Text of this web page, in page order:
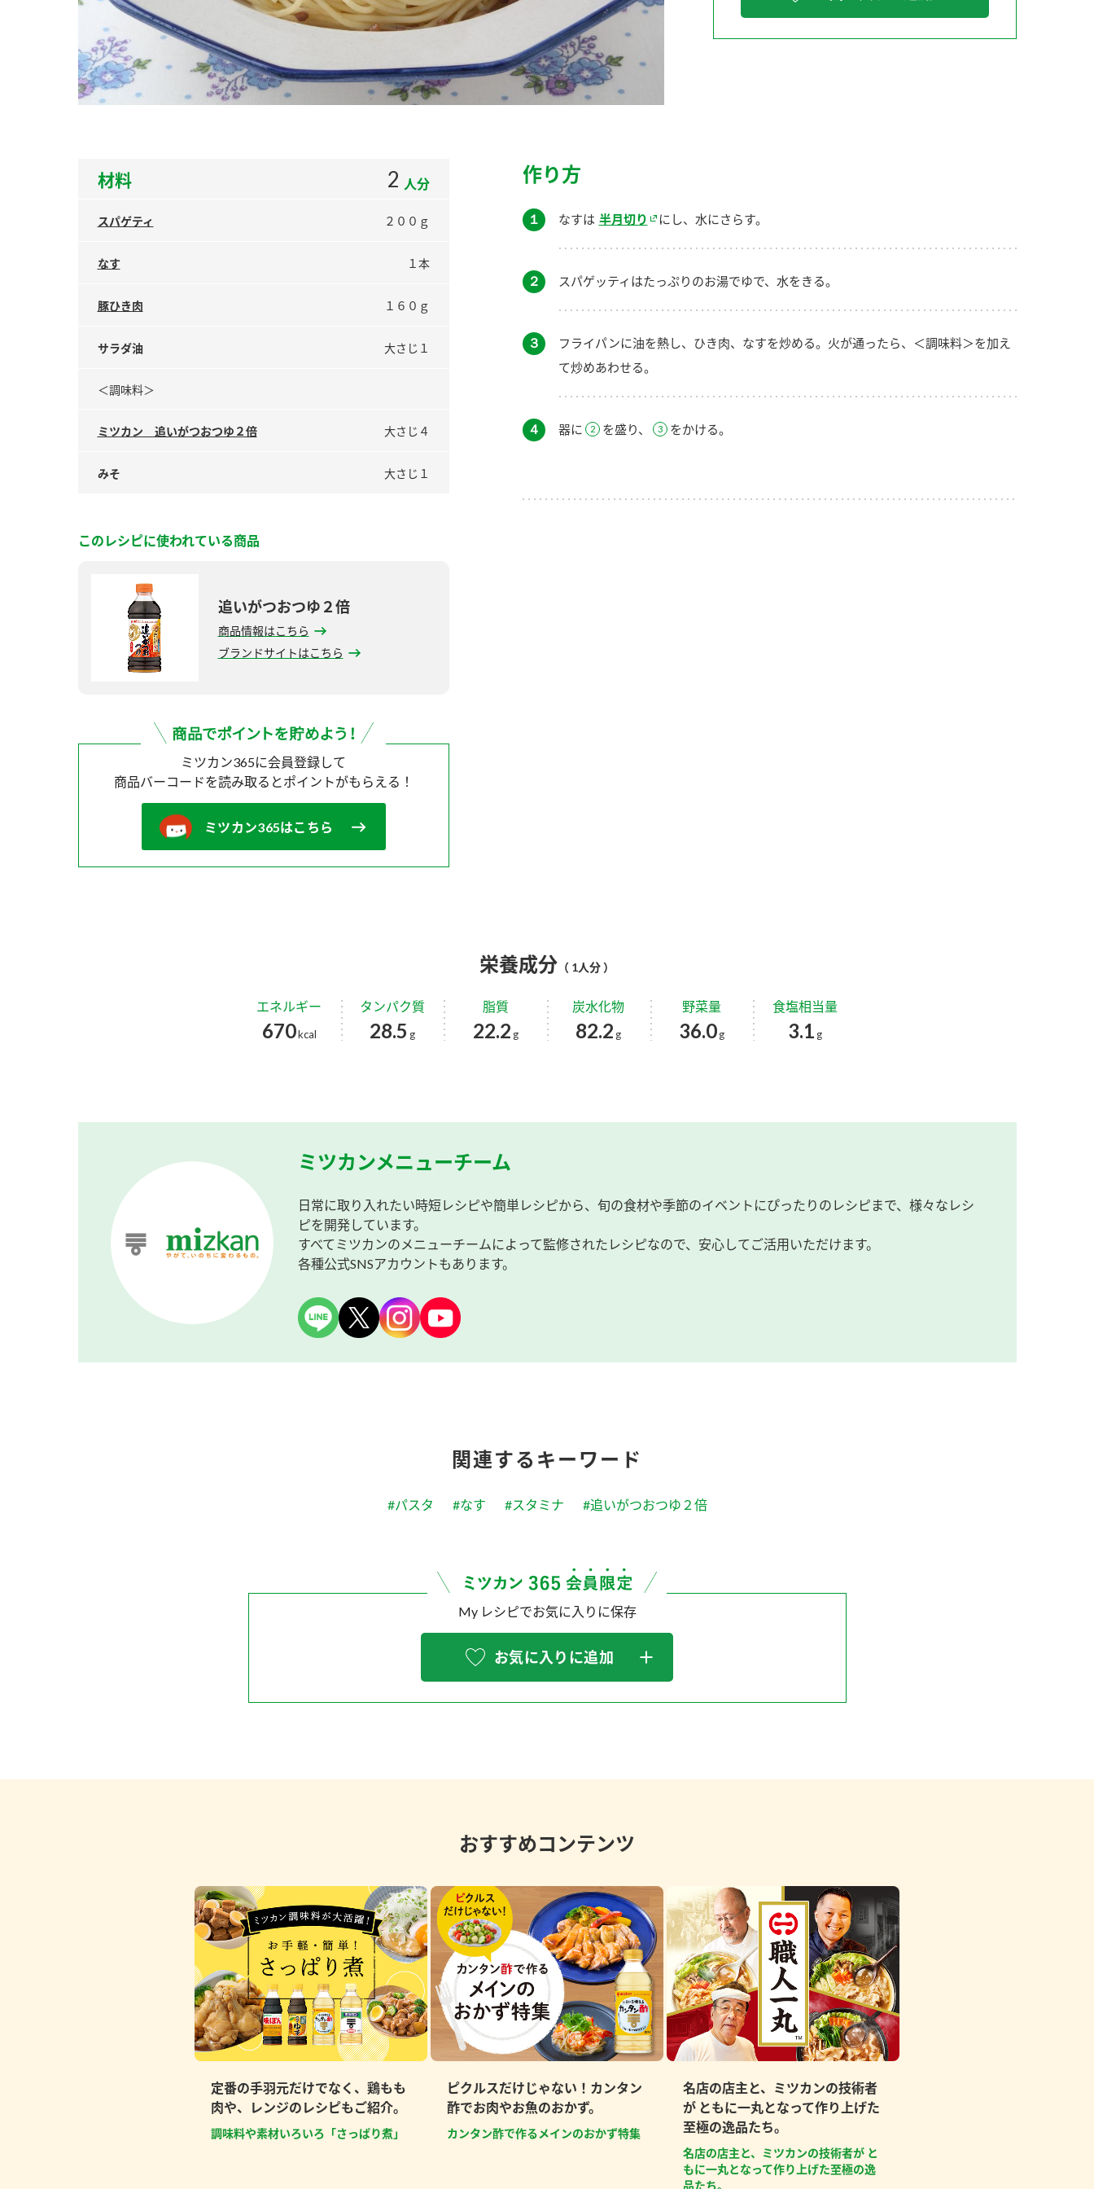
材料 2 人分
スパゲティ ２００ｇ
なす １本
豚ひき肉 １６０ｇ
サラダ油 大さじ１
＜調味料＞
ミツカン 追いがつおつゆ２倍 大さじ４
みそ 大さじ１
このレシピに使われている商品
追いがつおつゆ２倍
商品情報はこちら
ブランドサイトはこちら
ミツカン365に会員登録して
商品バーコードを読み取ると ポイントがもらえる！
ミツカン365はこちら
作り方
１ なすは 半月切り にし、水にさらす。
２ スパゲッティはたっぷりのお湯でゆで、水をきる。
３
フライパンに油を熱し、ひき肉、なすを炒める。火が通ったら、＜調味料＞を加え
て炒めあわせる。
４ 器に を盛り、 をかける。
栄養成分 （ 1人分 ）
エネルギー
670kcal
タンパク質
28.5 g
脂質
22.2 g
炭水化物
82.2 g
野菜量
36.0g
食塩相当量
3.1 g
ミツカンメニューチーム
日常に取り入れたい時短レシピや簡単レシピから、旬の食材や季節のイベントにぴったりのレシピまで、様々なレシ
ピを開発しています。
すべてミツカンのメニューチームによって監修されたレシピなので、安心してご活用いただけます。
各種公式SNSアカウントもあります。
関連するキーワード
#パスタ #なす #スタミナ #追いがつおつゆ２倍
My レシピでお気に入りに保存
お気に入りに追加
おすすめコンテンツ
定番の手羽元だけでなく、鶏もも
肉や、レンジのレシピもご紹介。
調味料や素材いろいろ「さっぱり煮」
ピクルスだけじゃない！カンタン
酢でお肉やお魚のおかず。
カンタン酢で作るメインのおかず特集
名店の店主と、ミツカンの技術者
が ともに一丸となって作り上げた
至極の逸品たち。
名店の店主と、ミツカンの技術者が と
もに一丸となって作り上げた至極の逸
品たち。